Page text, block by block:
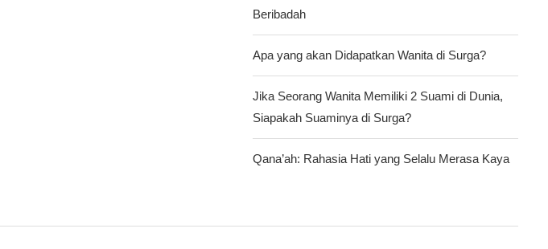
Beribadah
Apa yang akan Didapatkan Wanita di Surga?
Jika Seorang Wanita Memiliki 2 Suami di Dunia,
Siapakah Suaminya di Surga?
Qana’ah: Rahasia Hati yang Selalu Merasa Kaya